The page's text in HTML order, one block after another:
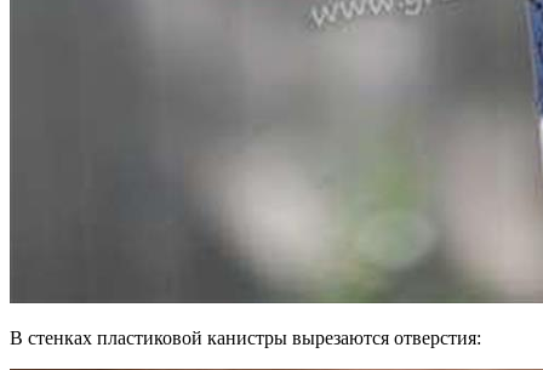
В стенках пластиковой канистры вырезаются отверстия: